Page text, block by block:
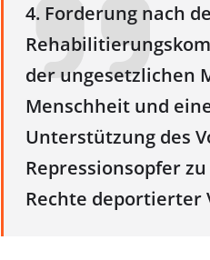
4. Forderung nach
der ungesetzlichen
Menschheit und
Unterstützung des
Repressionsopfer
Rechte deportierter